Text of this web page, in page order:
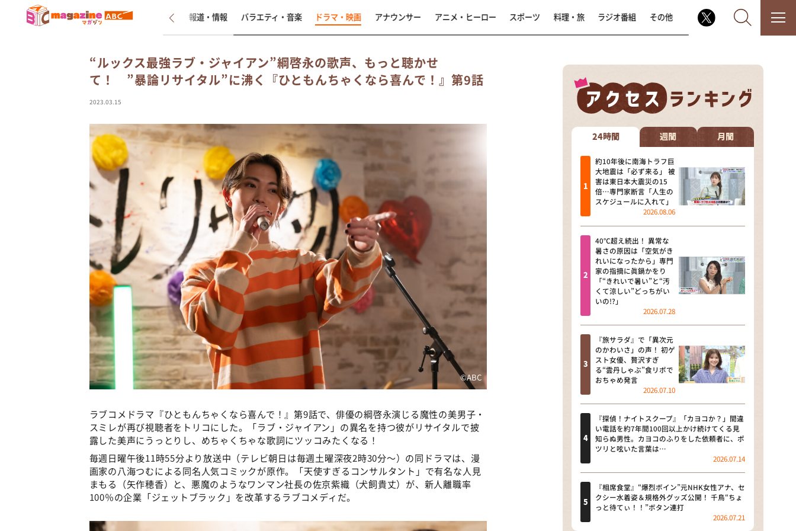
なるみ・岡村の過ぎるTV
相席食堂
これ余談なんですけど・・・
～人生密着トークバラエティ！
～ やすとものいたって真剣です
探偵！ナイトスクープ
news おかえり
河合＆A.B.C-Z塚田×福井アナ
「なんでやねん！？」（news お
かえり）
DAIGOも台所 ～きょうの献立 何
にする？～
本日はダイアンなり！シーズン２
朝だ！生です旅サラダ
教えて！ニュースライブ 正義の
ミカタ
ＬＩＦＥ～夢のカタチ～
新婚さんいらっしゃい！
ポツンと一軒家
ザキ山小屋本館
新着 インタビュー 報道・情報 バラエティ・音楽 ドラマ・映画 アナウンサー アニメ・ヒーロー スポーツ 料理・旅 ラジオ番組 その他
“ルックス最強ラブ・ジャイアン”綱啓永の歌声、もっと聴かせ
て！ ”暴論リサイタル”に沸く『ひともんちゃくなら喜んで！』第9話
2023.03.15
©ABC
ラブコメドラマ『ひともんちゃくなら喜んで！』第9話で、俳優の綱啓永演じる魔性の美男子・
スミレが再び視聴者をトリコにした。「ラブ・ジャイアン」の異名を持つ彼がリサイタルで披
露した美声にうっとりし、めちゃくちゃな歌詞にツッコみたくなる！
毎週日曜午後11時55分より放送中（テレビ朝日は毎週土曜深夜2時30分～）の同ドラマは、漫
画家の八海つむによる同名人気コミックが原作。「天使すぎるコンサルタント」で有名な人見
まもる（矢作穂香）と、悪魔のようなワンマン社長の佐京紫織（犬飼貴丈）が、新人離職率
100％の企業「ジェットブラック」を改革するラブコメディだ。
24時間 週間 月間
約10年後に南海トラフ巨
大地震は「必ず来る」 被
害は東日本大震災の15
倍…専門家断言「人生の
スケジュールに入れて」
2026.08.06
40℃超え続出！ 異常な
暑さの原因は「空気がき
れいになったから」専門
家の指摘に眞鍋かをり
「“きれいで暑い”と“汚
くて涼しい”どっちがい
いの!?」
2026.07.28
『旅サラダ』で「異次元
のかわいさ」の声！ 初ゲ
スト女優、贅沢すぎ
る“雲丹しゃぶ”食リポで
おちゃめ発言
2026.07.10
『探偵！ナイトスクープ』「カヨコか？」間違
い電話を約7年間100回以上かけ続けてくる見
知らぬ男性。カヨコのふりをした依頼者に、ポ
ツリと呟いた言葉は…
2026.07.14
『相席食堂』“爆烈ボイン”元NHK女性アナ、セ
クシー水着姿＆規格外グッズ公開！ 千鳥“ちょ
っと待てぃ！！”ボタン連打
2026.07.21